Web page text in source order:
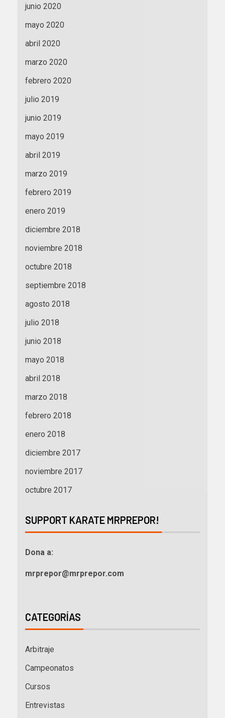
junio 2020
mayo 2020
abril 2020
marzo 2020
febrero 2020
julio 2019
junio 2019
mayo 2019
abril 2019
marzo 2019
febrero 2019
enero 2019
diciembre 2018
noviembre 2018
octubre 2018
septiembre 2018
agosto 2018
julio 2018
junio 2018
mayo 2018
abril 2018
marzo 2018
febrero 2018
enero 2018
diciembre 2017
noviembre 2017
octubre 2017
SUPPORT KARATE MRPREPOR!
Dona a:
mrprepor@mrprepor.com
CATEGORÍAS
Arbitraje
Campeonatos
Cursos
Entrevistas